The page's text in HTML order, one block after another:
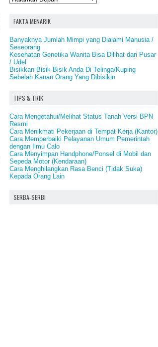
FAKTA MENARIK
Banyaknya Jumlah Mimpi yang Dialami Manusia /
Seseorang
Kesehatan Genetika Wanita Bisa Dilihat dari Pusar
/ Udel
Bisikkan Bisik-Bisik Anda Di Telinga/Kuping
Sebelah Kanan Orang Yang Dibisikin
TIPS & TRIK
Cara Mengetahui/Melihat Status Tanah Versi BPN
Resmi
Cara Menikmati Pekerjaan di Tempat Kerja (Kantor)
Cara Memperbaiki Pelayanan Umum Pemerintah
dengan Ilmu Calo
Cara Menyimpan Handphone/Ponsel di Mobil dan
Sepeda Motor (Kendaraan)
Cara Menghilangkan Rasa Benci (Tidak Suka)
Kepada Orang Lain
SERBA-SERBI